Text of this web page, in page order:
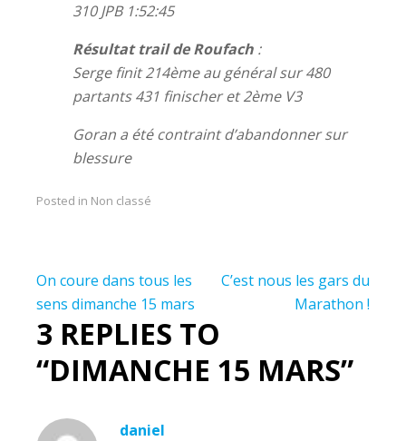
310 JPB 1:52:45
Résultat trail de Roufach :
Serge finit 214ème au général sur 480
partants 431 finischer et 2ème V3
Goran a été contraint d’abandonner sur
blessure
Posted in Non classé
Navigation
de
l’article
On coure dans tous les
sens dimanche 15 mars
C’est nous les gars du
Marathon !
3 REPLIES TO
“DIMANCHE 15 MARS”
daniel